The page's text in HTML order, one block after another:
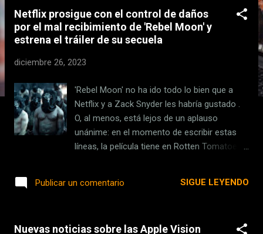
Netflix prosigue con el control de daños
por el mal recibimiento de 'Rebel Moon' y
estrena el tráiler de su secuela
diciembre 26, 2023
'Rebel Moon' no ha ido todo lo bien que a
Netflix y a Zack Snyder les habría gustado .
O, al menos, está lejos de un aplauso
unánime: en el momento de escribir estas
líneas, la película tiene en Rotten Tomatoes
público. A nosotros mismos no nos gustó
motivos son abundantes: se habla de que la
Publicar un comentario SIGUE LEYENDO
Nuevas noticias sobre las Apple Vision